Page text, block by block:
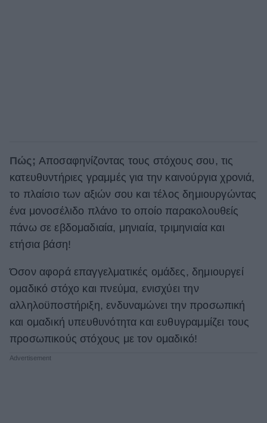
Πώς; Αποσαφηνίζοντας τους στόχους σου, τις
κατευθυντήριες γραμμές για την καινούργια χρονιά,
το πλαίσιο των αξιών σου και τέλος δημιουργώντας
ένα μονοσέλιδο πλάνο το οποίο παρακολουθείς
πάνω σε εβδομαδιαία, μηνιαία, τριμηνιαία και
ετήσια βάση!
Όσον αφορά επαγγελματικές ομάδες, δημιουργεί
ομαδικό στόχο και πνεύμα, ενισχύει την
αλληλοϋποστήριξη, ενδυναμώνει την προσωπική
και ομαδική υπευθυνότητα και ευθυγραμμίζει τους
προσωπικούς στόχους με τον ομαδικό!